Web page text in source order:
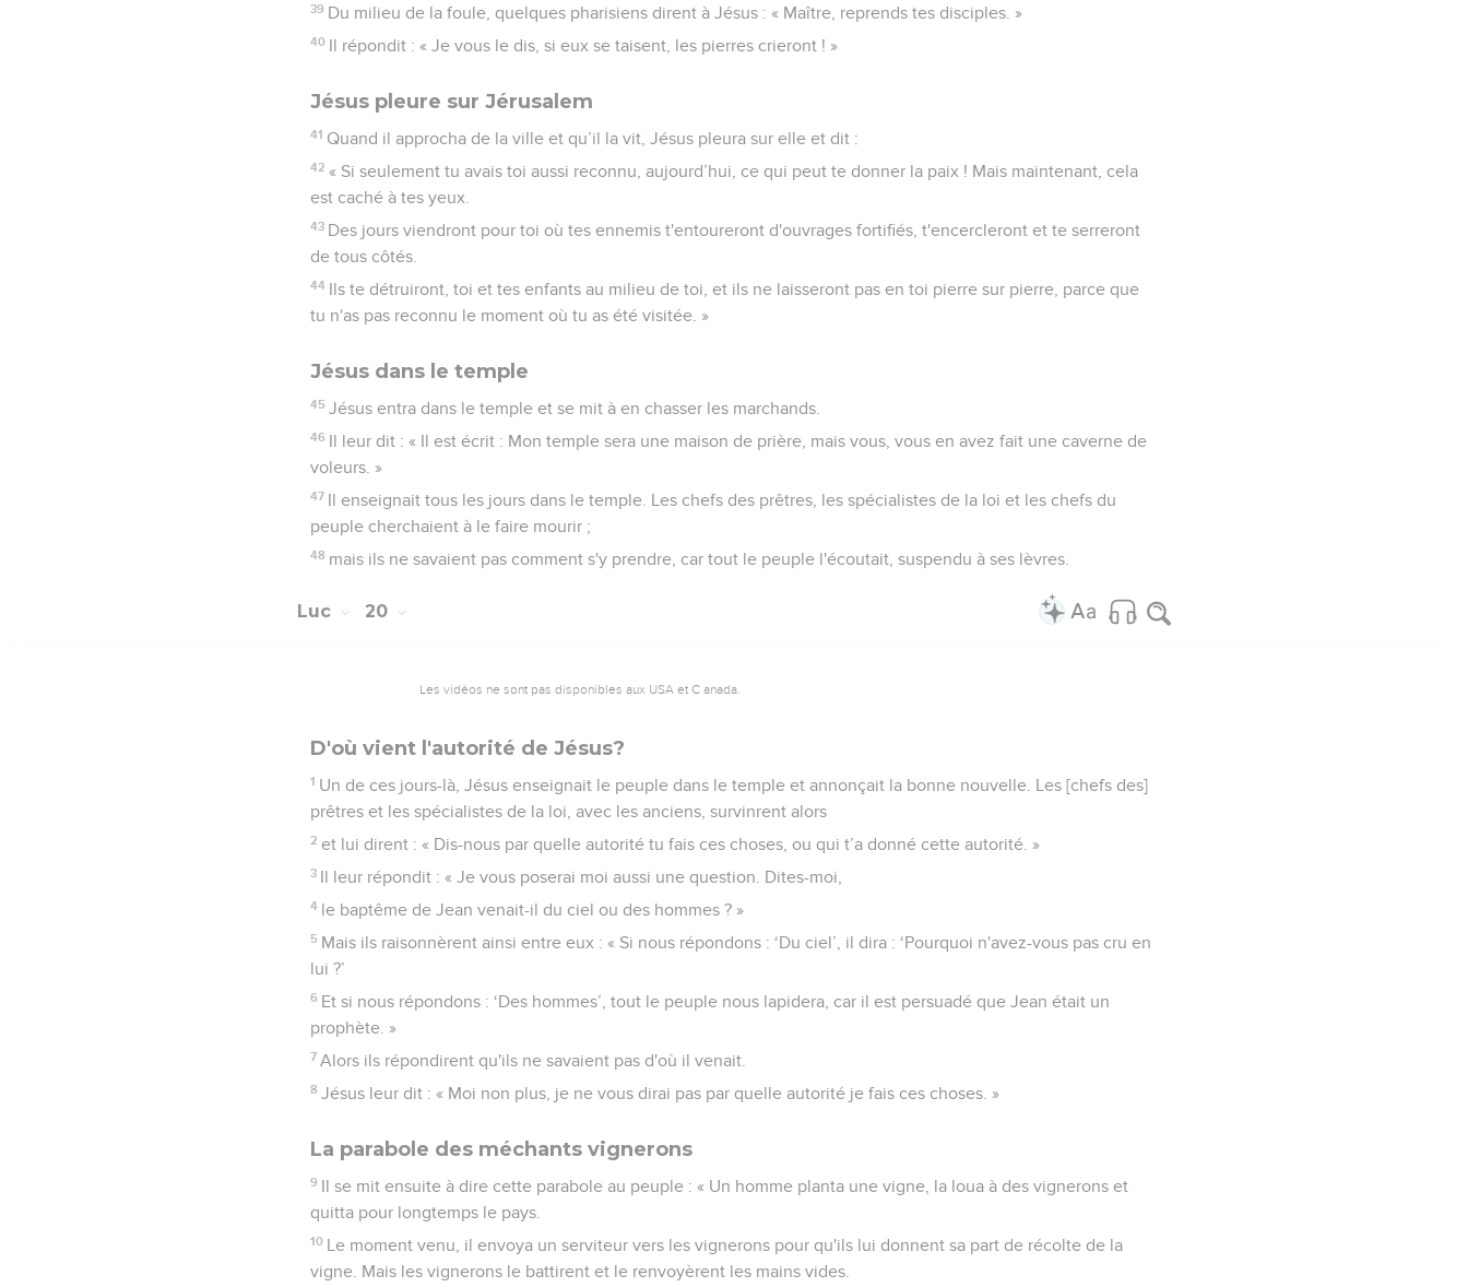
39 Du milieu de la foule, quelques pharisiens dirent à Jésus : « Maître, reprends tes disciples. »
40 Il répondit : « Je vous le dis, si eux se taisent, les pierres crieront ! »
Jésus pleure sur Jérusalem
41 Quand il approcha de la ville et qu’il la vit, Jésus pleura sur elle et dit :
42 « Si seulement tu avais toi aussi reconnu, aujourd’hui, ce qui peut te donner la paix ! Mais maintenant, cela
est caché à tes yeux.
43 Des jours viendront pour toi où tes ennemis t'entoureront d'ouvrages fortifiés, t'encercleront et te serreront
de tous côtés.
44 Ils te détruiront, toi et tes enfants au milieu de toi, et ils ne laisseront pas en toi pierre sur pierre, parce que
tu n'as pas reconnu le moment où tu as été visitée. »
Jésus dans le temple
45 Jésus entra dans le temple et se mit à en chasser les marchands.
46 Il leur dit : « Il est écrit : Mon temple sera une maison de prière, mais vous, vous en avez fait une caverne de
voleurs. »
47 Il enseignait tous les jours dans le temple. Les chefs des prêtres, les spécialistes de la loi et les chefs du
peuple cherchaient à le faire mourir ;
48 mais ils ne savaient pas comment s'y prendre, car tout le peuple l'écoutait, suspendu à ses lèvres.
Luc 20
Les vidéos ne sont pas disponibles aux USA et C anada.
D'où vient l'autorité de Jésus?
1 Un de ces jours-là, Jésus enseignait le peuple dans le temple et annonçait la bonne nouvelle. Les [chefs des]
prêtres et les spécialistes de la loi, avec les anciens, survinrent alors
2 et lui dirent : « Dis-nous par quelle autorité tu fais ces choses, ou qui t’a donné cette autorité. »
3 Il leur répondit : « Je vous poserai moi aussi une question. Dites-moi,
4 le baptême de Jean venait-il du ciel ou des hommes ? »
5 Mais ils raisonnèrent ainsi entre eux : « Si nous répondons : ‘Du ciel’, il dira : ‘Pourquoi n'avez-vous pas cru en
lui ?’
6 Et si nous répondons : ‘Des hommes’, tout le peuple nous lapidera, car il est persuadé que Jean était un
prophète. »
7 Alors ils répondirent qu'ils ne savaient pas d'où il venait.
8 Jésus leur dit : « Moi non plus, je ne vous dirai pas par quelle autorité je fais ces choses. »
La parabole des méchants vignerons
9 Il se mit ensuite à dire cette parabole au peuple : « Un homme planta une vigne, la loua à des vignerons et
quitta pour longtemps le pays.
10 Le moment venu, il envoya un serviteur vers les vignerons pour qu'ils lui donnent sa part de récolte de la
vigne. Mais les vignerons le battirent et le renvoyèrent les mains vides.